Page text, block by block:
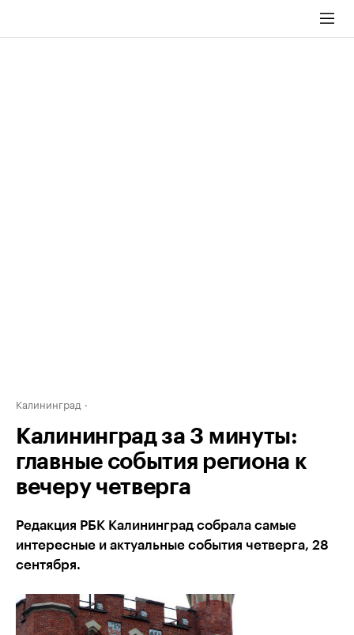
Калининград
Калининград за 3 минуты:
главные события региона к
вечеру четверга
Редакция РБК Калининград собрала самые
интересные и актуальные события четверга, 28
сентября.